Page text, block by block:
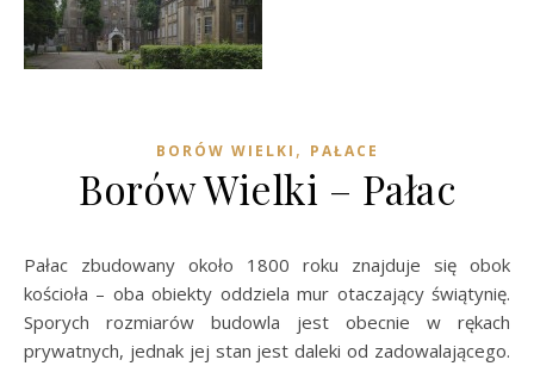
BORÓW WIELKI , PAŁACE
Borów Wielki – Pałac
Pałac zbudowany około 1800 roku znajduje się obok
kościoła – oba obiekty oddziela mur otaczający świątynię.
Sporych rozmiarów budowla jest obecnie w rękach
prywatnych, jednak jej stan jest daleki od zadowalającego.